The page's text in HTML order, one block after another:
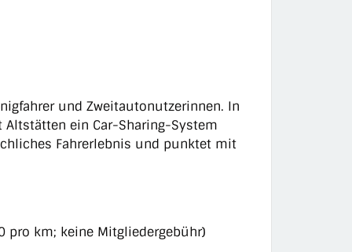
und Zweitautonutzerinnen. In
ein Car-Sharing-System
Fahrerlebnis und punktet mit
pro km; keine Mitgliedergebühr)